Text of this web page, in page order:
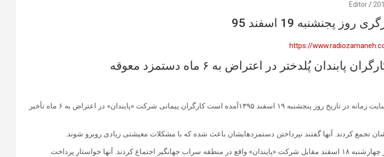
Editor
روز پجنشنبه 19 اسفند 95
https://
پابندان پُلدختر در اعتراض به ۶ ماه دستمزد معوقه
به گزارش سایت زمانه در تاریخ روز پنجشنبه ۱۹ اسفند ۱٣۹۵آمده است کارگران پیمانی شرکت «پایندان» در اعتراض به ۶ ماه تأخیر
تجمع کردند. آنها گفتند نپرداختن دستمزدهایشان باعث شده که با مشکلات معیشتی زیادی روبرو شوند.
کارگران روز چهارشنبه ۱۸ اسفند مقابل شرکت «پایندان» واقع در منطقه سراب جهانگیر اجتماع کردند. آنها خواستار پرداخت